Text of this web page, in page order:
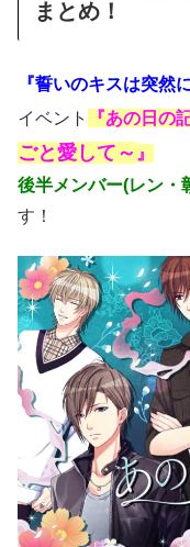
まとめ！
『誓いのキスは突然
イベント
『あの日の
ごと愛して～ 』
後半メンバー(レン・
す！